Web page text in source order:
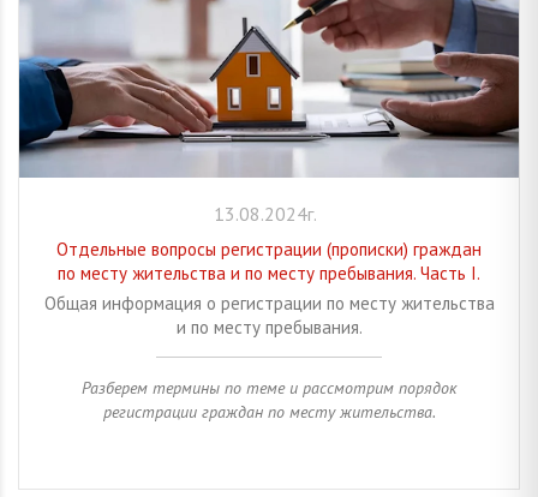
13.08.2024г.
Отдельные вопросы регистрации (прописки) граждан
по месту жительства и по месту пребывания. Часть I.
Общая информация о регистрации по месту жительства
и по месту пребывания.
Разберем термины по теме и рассмотрим порядок
регистрации граждан по месту жительства.